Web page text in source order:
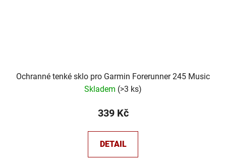
Ochranné tenké sklo pro Garmin Forerunner 245 Music
Skladem (>3 ks)
339 Kč
DETAIL